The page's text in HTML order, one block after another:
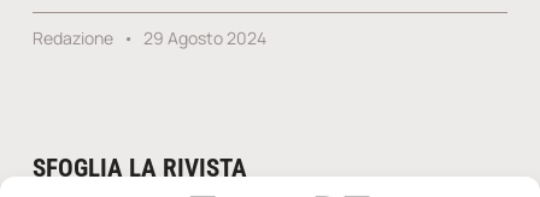
Redazione 29 Agosto 2024
SFOGLIA LA RIVISTA